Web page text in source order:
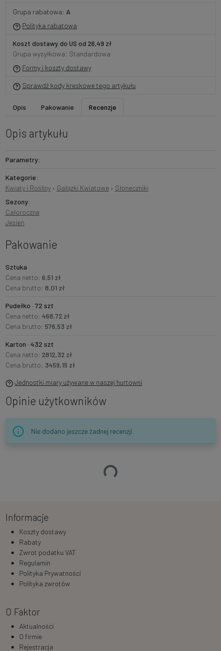
Grupa rabatowa: A
Polityka rabatowa
Koszt dostawy do US od 26,49 zł
Grupa wysyłkowa: Standardowa
Formy i koszty dostawy
Sprawdź kody kreskowe tego artykułu
Opis Pakowanie Recenzje
Opis artykułu
Parametry:
Kategorie:
Kwiaty i Rośliny› Gałązki Kwiatowe› Słoneczniki
Sezony:
Całoroczne
Jesień
Pakowanie
Sztuka
Cena netto: 6,51 zł
Cena brutto: 8,01 zł
Pudełko · 72 szt
Cena netto: 468,72 zł
Cena brutto: 576,53 zł
Karton · 432 szt
Cena netto: 2812,32 zł
Cena brutto: 3459,15 zł
Jednostki miary używane w naszej hurtowni
Opinie użytkowników
Nie dodano jeszcze żadnej recenzji.
Ładowanie…
Informacje
Koszty dostawy
Rabaty
Zwrot podatku VAT
Regulamin
Polityka Prywatności
Polityka zwrotów
O Faktor
Aktualności
O firmie
Rejestracja